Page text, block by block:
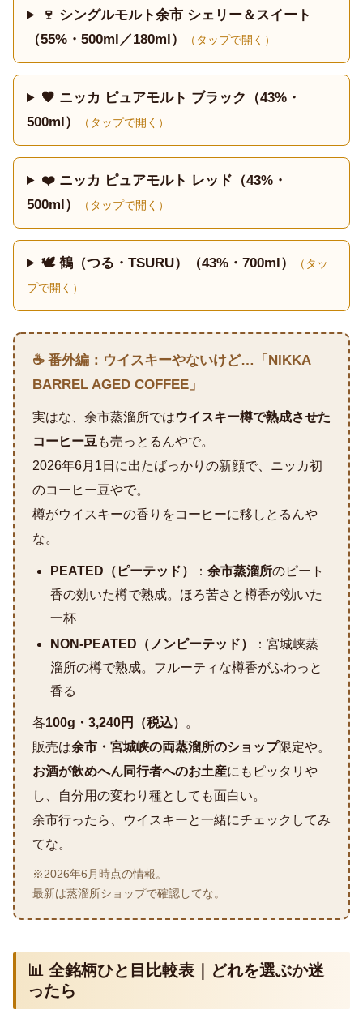
🍷 シングルモルト余市 シェリー＆スイート
（55%・500ml／180ml）
（タップで開く）
🖤 ニッカ ピュアモルト ブラック（43%・
500ml）
（タップで開く）
❤️ ニッカ ピュアモルト レッド（43%・
500ml）
（タップで開く）
🕊️ 鶴（つる・TSURU）（43%・700ml）
（タッ
プで開く）
☕ 番外編：ウイスキーやないけど…「NIKKA
BARREL AGED COFFEE」
実はな、余市蒸溜所ではウイスキー樽で熟成させた
コーヒー豆 も売っとるんやで。
2026年6月1日に出たばっかりの新顔で、ニッカ初
のコーヒー豆やで。
樽がウイスキーの香りをコーヒーに移しとるんや
な。
PEATED（ピーテッド） ：余市蒸溜所のピート
香の効いた樽で熟成。ほろ苦さと樽香が効いた
一杯
NON-PEATED（ノンピーテッド）
：宮城峡蒸
溜所の樽で熟成。フルーティな樽香がふわっと
香る
各100g・3,240円（税込）
。
販売は余市・宮城峡の両蒸溜所のショップ限定や。
お酒が飲めへん同行者へのお土産にもピッタリや
し、自分用の変わり種としても面白い。
余市行ったら、ウイスキーと一緒にチェックしてみ
てな。
※2026年6月時点の情報。
最新は蒸溜所ショップで確認してな。
📊 全銘柄ひと目比較表｜どれを選ぶか迷
ったら